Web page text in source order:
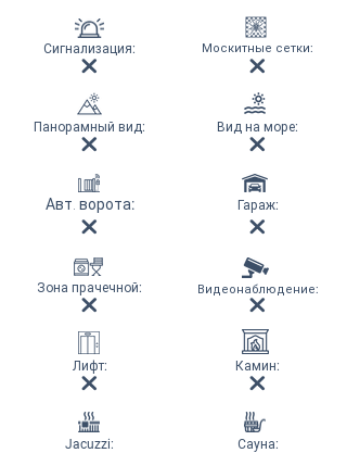
Сигнализация:
Панорамный вид:
Авт. ворота:
Зона прачечной:
Лифт:
Jacuzzi:
Москитные сетки:
Вид на море:
Гараж:
Видеонаблюдение:
Камин:
Сауна: